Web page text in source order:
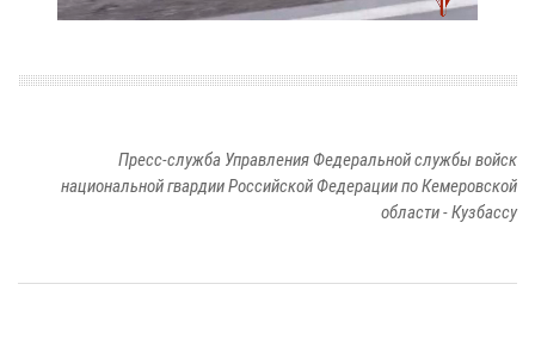
Пресс-служба Управления Федеральной службы войск
национальной гвардии Российской Федерации по Кемеровской
области - Кузбассу